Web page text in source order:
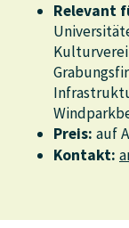
Relevant
Preis: auf
Kontakt: